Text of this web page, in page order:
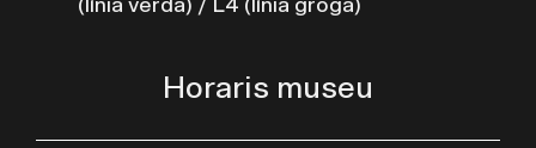
(línia verda) / L4 (línia groga)
Horaris museu